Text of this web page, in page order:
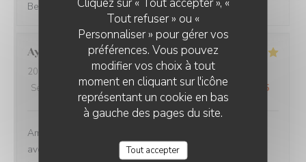
Tout refuser » ou «
Personnaliser » pour gérer vos
préférences. Vous pouvez
modifier vos choix à tout
moment en cliquant sur l'icône
représentant un cookie en bas
à gauche des pages du site.
Tout accepter
Beaune.
Aymeric
2026-07-24
- 19:45 - Couverts 4
Service
/5 Ambiance :5 /5 Cuisine: 5/5 Qualité / Prix /5
Ambiance brasserie avec des plats de qualité, nous
avons passé un très bon moment. Merci à l'équipe pour